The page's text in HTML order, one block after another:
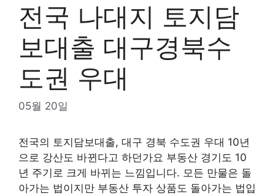
전국 나대지 토지담
보대출 대구경북수
도권 우대
05월 20일
전국의 토지담보대출, 대구 경북 수도권 우대 10년
으로 강산도 바뀐다고 하던가요 부동산 경기도 10
년 주기로 크게 바뀌는 느낌입니다. 모든 만물은 돌
아가는 법이지만 부동산 투자 상품도 돌아가는 법입